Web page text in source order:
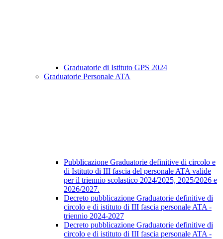
Graduatorie di Istituto GPS 2024
Graduatorie Personale ATA
Pubblicazione Graduatorie definitive di circolo e
di Istituto di III fascia del personale ATA valide
per il triennio scolastico 2024/2025, 2025/2026 e
2026/2027.
Decreto pubblicazione Graduatorie definitive di
circolo e di istituto di III fascia personale ATA -
triennio 2024-2027
Decreto pubblicazione Graduatorie definitive di
circolo e di istituto di III fascia personale ATA -